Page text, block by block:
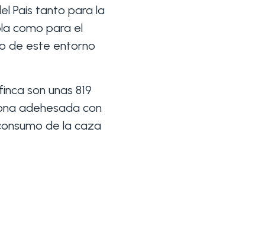
País tanto para la
como para el
de este entorno
son unas 819
adehesada con
de la caza